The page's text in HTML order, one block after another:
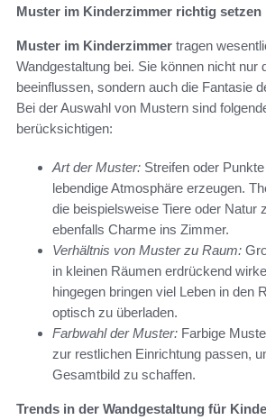
Muster im Kinderzimmer richtig setzen
Muster im Kinderzimmer tragen
Wandgestaltung bei. Sie können nicht nur
beeinflussen, sondern auch die Fantasie
Bei der Auswahl von Mustern sind
berücksichtigen:
Art der Muster: Streifen oder
lebendige Atmosphäre erzeugen.
die beispielsweise Tiere oder Natur
ebenfalls Charme ins Zimmer.
Verhältnis von Muster zu Raum:
in kleinen Räumen erdrückend
hingegen bringen viel Leben in den
optisch zu überladen.
Farbwahl der Muster: Farbige
zur restlichen Einrichtung passen,
Gesamtbild zu schaffen.
Trends in der Wandgestaltung für